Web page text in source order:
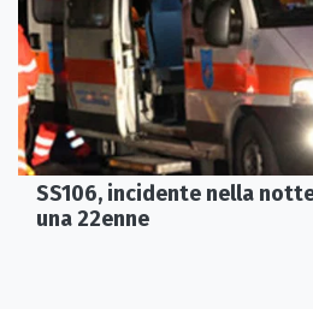
SS106, incidente nella
una 22enne